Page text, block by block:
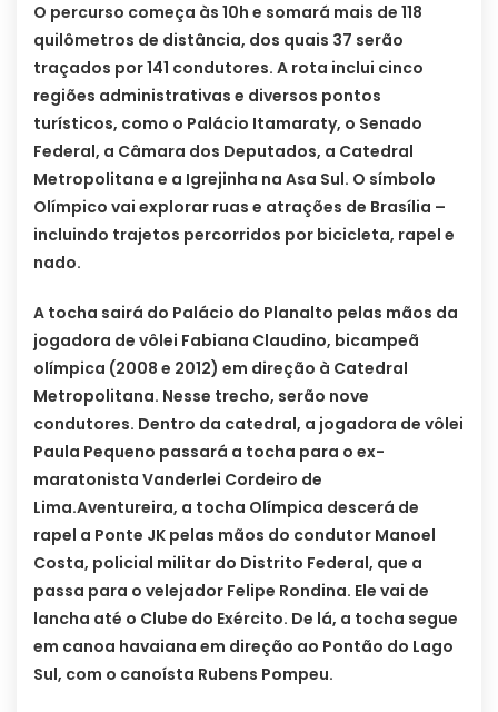
O percurso começa às 10h e somará mais de 118
quilômetros de distância, dos quais 37 serão
traçados por 141 condutores. A rota inclui cinco
regiões administrativas e diversos pontos
turísticos, como o Palácio Itamaraty, o Senado
Federal, a Câmara dos Deputados, a Catedral
Metropolitana e a Igrejinha na Asa Sul. O símbolo
Olímpico vai explorar ruas e atrações de Brasília –
incluindo trajetos percorridos por bicicleta, rapel e
nado.
A tocha sairá do Palácio do Planalto pelas mãos da
jogadora de vôlei Fabiana Claudino, bicampeã
olímpica (2008 e 2012) em direção à Catedral
Metropolitana. Nesse trecho, serão nove
condutores. Dentro da catedral, a jogadora de vôlei
Paula Pequeno passará a tocha para o ex-
maratonista Vanderlei Cordeiro de
Lima.Aventureira, a tocha Olímpica descerá de
rapel a Ponte JK pelas mãos do condutor Manoel
Costa, policial militar do Distrito Federal, que a
passa para o velejador Felipe Rondina. Ele vai de
lancha até o Clube do Exército. De lá, a tocha segue
em canoa havaiana em direção ao Pontão do Lago
Sul, com o canoísta Rubens Pompeu.